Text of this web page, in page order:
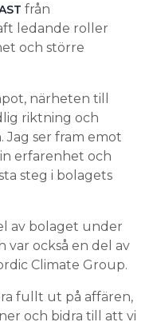
från
ledande roller
och större
närheten till
riktning och
Jag ser fram emot
erfarenhet och
steg i bolagets
av bolaget under
var också en del av
Climate Group.
fullt ut på affären,
och bidra till att vi